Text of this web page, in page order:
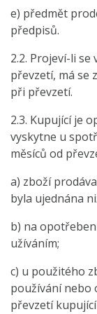
e) předmět
předpisů.
2.2. Projeví-li
převzetí, má se
při převzetí.
2.3. Kupující je
vyskytne u
měsíců od
a) zboží
byla ujednána
b) na
užíváním;
c) u použitého
používání nebo
převzetí